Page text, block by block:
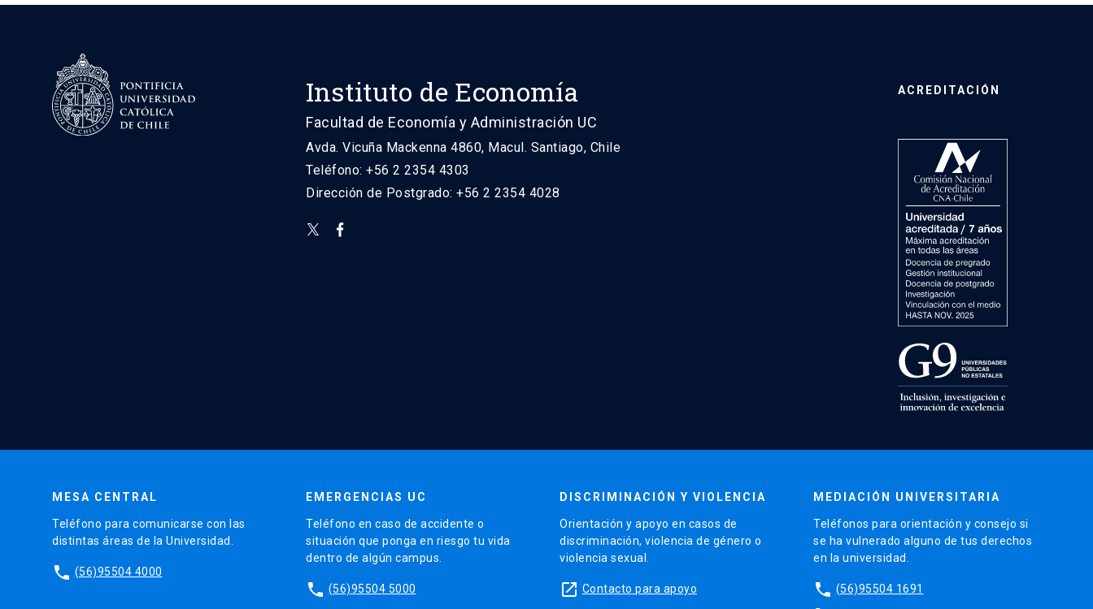
Instituto de Economía
Facultad de Economía y Administración UC
Avda. Vicuña Mackenna 4860, Macul. Santiago, Chile
Teléfono: +56 2 2354 4303
Dirección de Postgrado: +56 2 2354 4028
ACREDITACIÓN
MESA CENTRAL
Teléfono para comunicarse con las
distintas áreas de la Universidad.
phone (56)95504 4000
EMERGENCIAS UC
Teléfono en caso de accidente o
situación que ponga en riesgo tu vida
dentro de algún campus.
phone (56)95504 5000
DISCRIMINACIÓN Y VIOLENCIA
Orientación y apoyo en casos de
discriminación, violencia de género o
violencia sexual.
launch Contacto para apoyo
MEDIACIÓN UNIVERSITARIA
Teléfonos para orientación y consejo si
se ha vulnerado alguno de tus derechos
en la universidad.
phone (56)95504 1691